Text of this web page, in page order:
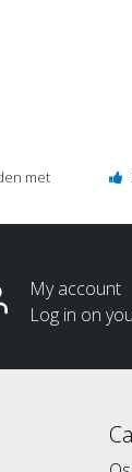
met
My account
Log in on